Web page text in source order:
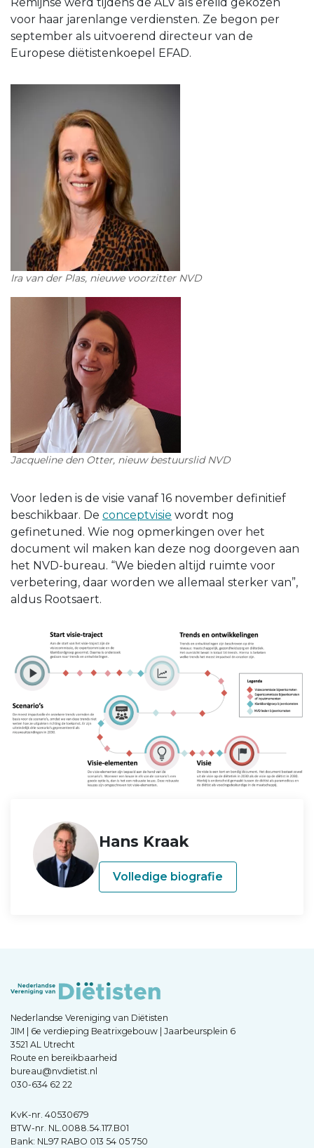
Remijnse werd tijdens de ALV als erelid gekozen
voor haar jarenlange verdiensten. Ze begon per
september als uitvoerend directeur van de
Europese diëtistenkoepel EFAD.
Ira van der Plas, nieuwe voorzitter NVD
Jacqueline den Otter, nieuw bestuurslid NVD
Voor leden is de visie vanaf 16 november definitief
beschikbaar. De conceptvisie wordt nog
gefinetuned. Wie nog opmerkingen over het
document wil maken kan deze nog doorgeven aan
het NVD-bureau. “We bieden altijd ruimte voor
verbetering, daar worden we allemaal sterker van”,
aldus Rootsaert.
Hans Kraak
Volledige biografie
Nederlandse Vereniging van Diëtisten
JIM | 6e verdieping Beatrixgebouw | Jaarbeursplein 6
3521 AL Utrecht
Route en bereikbaarheid
bureau@nvdietist.nl
030-634 62 22
KvK-nr. 40530679
BTW-nr. NL.0088.54.117.B01
Bank: NL97 RABO 013 54 05 750